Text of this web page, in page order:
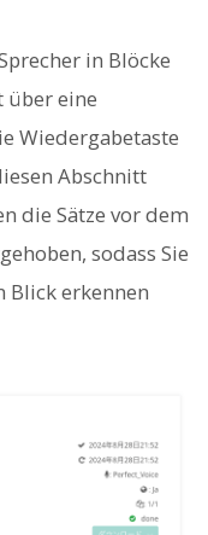
in Blöcke
eine
Wiedergabetaste
Abschnitt
die Sätze vor dem
sodass Sie
Blick erkennen